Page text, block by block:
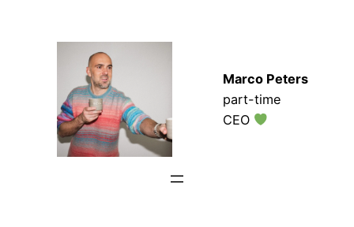
Marco Peters
part-time
CEO